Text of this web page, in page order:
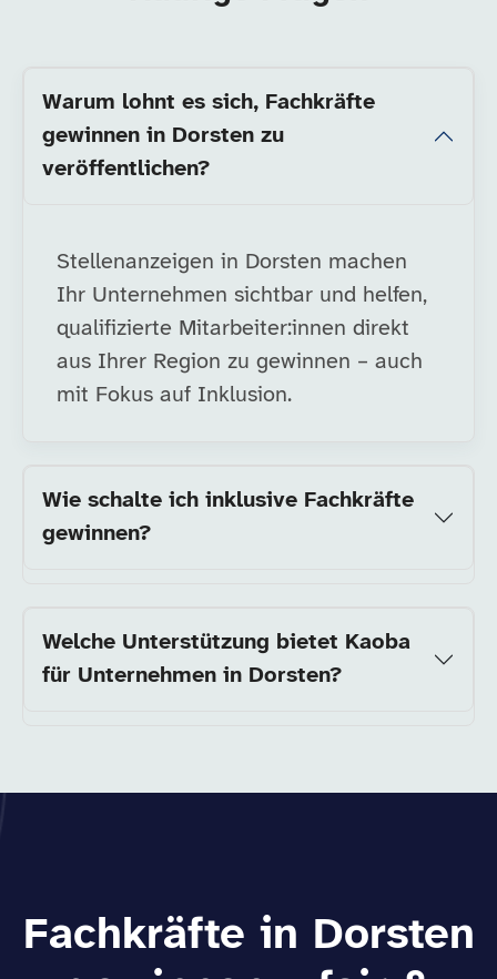
Warum lohnt es sich, Fachkräfte
gewinnen in Dorsten zu
veröffentlichen?
Stellenanzeigen in Dorsten machen
Ihr Unternehmen sichtbar und helfen,
qualifizierte Mitarbeiter:innen direkt
aus Ihrer Region zu gewinnen – auch
mit Fokus auf Inklusion.
Wie schalte ich inklusive Fachkräfte
gewinnen?
Welche Unterstützung bietet Kaoba
für Unternehmen in Dorsten?
Fachkräfte in Dorsten